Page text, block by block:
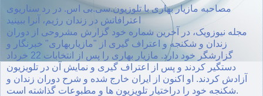
مصاحبه مازیار بهاری با تلوزیون.سی.بی اس. در رد سناریوی
اعترافاتش در زندان رژیم، آنرا ببینید
مجله نیوزویک، در آخرین شماره خود گزارش مشروحی از دوران
زندان و شکنجه و اعتراف گیری از "مازیاربهاری" خبرنگار و
گزارشگر خود دارد. مازیار بهاری را پس از انتخابات 22 خرداد
دستگیر کردند و پس از اعتراف گیری و نمایش آن در تلویزیون
آزادش کردند. او اکنون از ایران خارج شده و شرح دوران زندان و
شکنجه خود را دراختیار تلویزیون ها و مطبوعات گذاشته است.